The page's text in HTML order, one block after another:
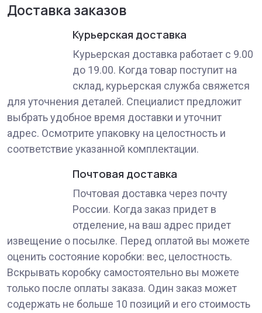
Доставка заказов
Курьерская доставка
Курьерская доставка работает с 9.00
до 19.00. Когда товар поступит на
склад, курьерская служба свяжется
для уточнения деталей. Специалист предложит
выбрать удобное время доставки и уточнит
адрес. Осмотрите упаковку на целостность и
соответствие указанной комплектации.
Почтовая доставка
Почтовая доставка через почту
России. Когда заказ придет в
отделение, на ваш адрес придет
извещение о посылке. Перед оплатой вы можете
оценить состояние коробки: вес, целостность.
Вскрывать коробку самостоятельно вы можете
только после оплаты заказа. Один заказ может
содержать не больше 10 позиций и его стоимость